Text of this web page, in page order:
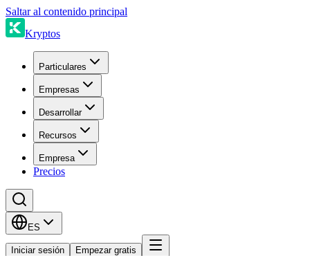
Saltar al contenido principal
Kryptos
Particulares
Empresas
Desarrollar
Recursos
Empresa
Precios
ES
Iniciar sesión Empezar gratis